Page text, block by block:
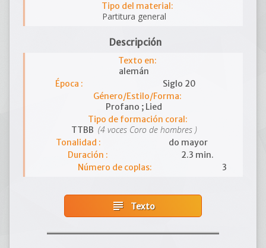
Tipo del material:
Partitura general
Descripción
Texto en:
alemán
Época :
Siglo 20
Género/Estilo/Forma:
Profano ; Lied
Tipo de formación coral:
TTBB (4 voces Coro de hombres )
Tonalidad :
do mayor
Duración :
2.3 min.
Número de coplas:
3
subject Texto